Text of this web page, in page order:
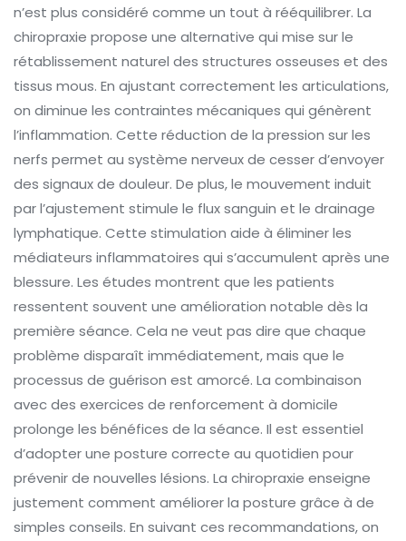
n’est plus considéré comme un tout à rééquilibrer. La
chiropraxie propose une alternative qui mise sur le
rétablissement naturel des structures osseuses et des
tissus mous. En ajustant correctement les articulations,
on diminue les contraintes mécaniques qui génèrent
l’inflammation. Cette réduction de la pression sur les
nerfs permet au système nerveux de cesser d’envoyer
des signaux de douleur. De plus, le mouvement induit
par l’ajustement stimule le flux sanguin et le drainage
lymphatique. Cette stimulation aide à éliminer les
médiateurs inflammatoires qui s’accumulent après une
blessure. Les études montrent que les patients
ressentent souvent une amélioration notable dès la
première séance. Cela ne veut pas dire que chaque
problème disparaît immédiatement, mais que le
processus de guérison est amorcé. La combinaison
avec des exercices de renforcement à domicile
prolonge les bénéfices de la séance. Il est essentiel
d’adopter une posture correcte au quotidien pour
prévenir de nouvelles lésions. La chiropraxie enseigne
justement comment améliorer la posture grâce à de
simples conseils. En suivant ces recommandations, on